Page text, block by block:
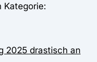
Kategorie:
2025 drastisch an